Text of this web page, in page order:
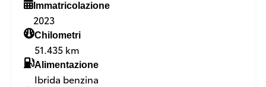
Immatricolazione
2023
Chilometri
51.435 km
Alimentazione
Ibrida benzina